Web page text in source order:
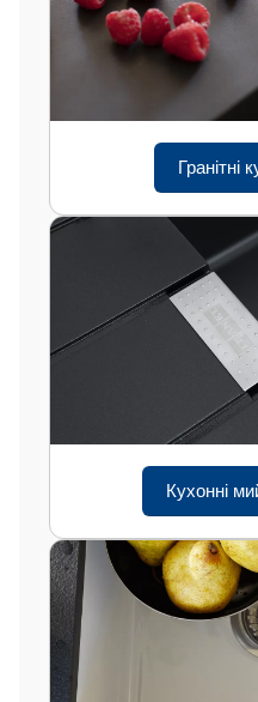
Гранітні
Кухонні